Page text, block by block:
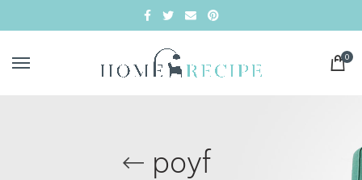
0
poyf